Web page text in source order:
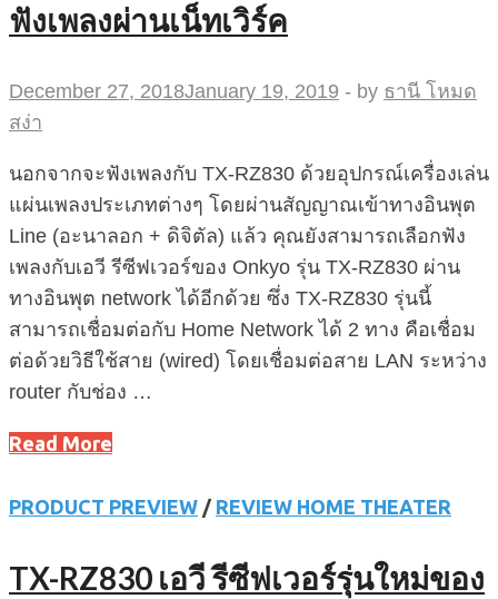
ฟังเพลงผ่านเน็ทเวิร์ค
December 27, 2018January 19, 2019 - by ธานี โหมด
สง่า
นอกจากจะฟังเพลงกับ TX-RZ830 ด้วยอุปกรณ์เครื่องเล่น
แผ่นเพลงประเภทต่างๆ โดยผ่านสัญญาณเข้าทางอินพุต
Line (อะนาลอก + ดิจิตัล) แล้ว คุณยังสามารถเลือกฟัง
เพลงกับเอวี รีซีฟเวอร์ของ Onkyo รุ่น TX-RZ830 ผ่าน
ทางอินพุต network ได้อีกด้วย ซึ่ง TX-RZ830 รุ่นนี้
สามารถเชื่อมต่อกับ Home Network ได้ 2 ทาง คือเชื่อม
ต่อด้วยวิธีใช้สาย (wired) โดยเชื่อมต่อสาย LAN ระหว่าง
router กับช่อง …
Read More
PRODUCT PREVIEW / REVIEW HOME THEATER
TX-RZ830 เอวี รีซีฟเวอร์รุ่นใหม่ของ